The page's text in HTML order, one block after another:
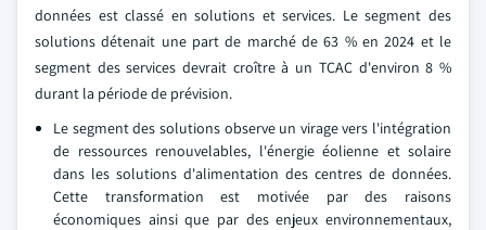
données est classé en solutions et services. Le segment des
solutions détenait une part de marché de 63 % en 2024 et le
segment des services devrait croître à un TCAC d'environ 8 %
durant la période de prévision.
Le segment des solutions observe un virage vers l'intégration
de ressources renouvelables, l'énergie éolienne et solaire
dans les solutions d'alimentation des centres de données.
Cette transformation est motivée par des raisons
économiques ainsi que par des enjeux environnementaux,